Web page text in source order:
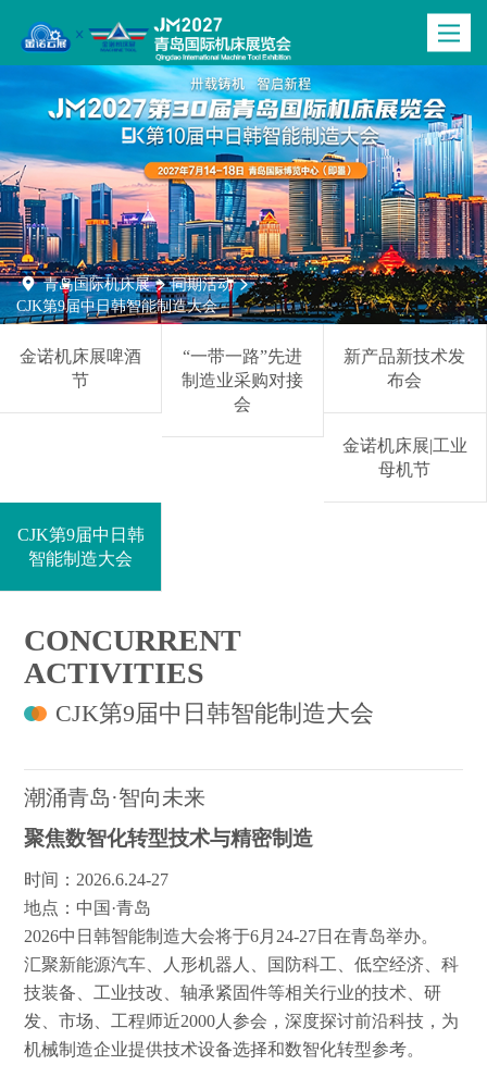
Toggle
 青岛国际机床展  同期活动 
CJK第9届中日韩智能制造大会
金诺机床展啤酒
节
“一带一路”先进
制造业采购对接
会
新产品新技术发
布会
金诺机床展|工业
母机节
CJK第9届中日韩
智能制造大会
CONCURRENT
ACTIVITIES
CJK第9届中日韩智能制造大会
潮涌青岛·智向未来
聚焦数智化转型技术与精密制造
时间：2026.6.24-27
地点：中国·青岛
2026中日韩智能制造大会将于6月24-27日在青岛举办。
汇聚新能源汽车、人形机器人、国防科工、低空经济、科
技装备、工业技改、轴承紧固件等相关行业的技术、研
发、市场、工程师近2000人参会，深度探讨前沿科技， 为
机械制造企业提供技术设备选择和数智化转型参考。